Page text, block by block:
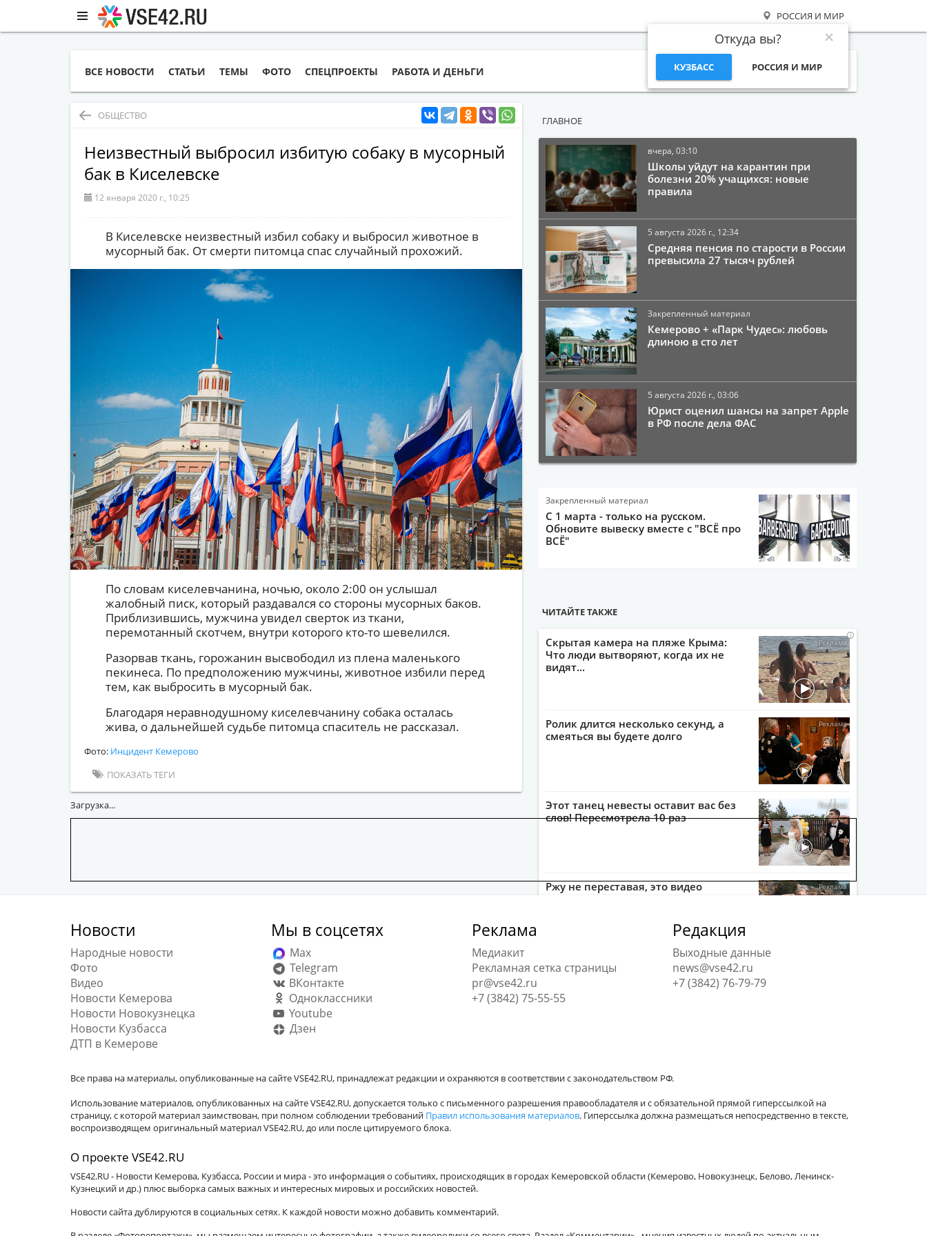
РОССИЯ И МИР
Откуда вы?
КУЗБАСС РОССИЯ И МИР
ВСЕ НОВОСТИ СТАТЬИ ТЕМЫ ФОТО СПЕЦПРОЕКТЫ РАБОТА И ДЕНЬГИ Поиск
ОБЩЕСТВО
Неизвестный выбросил избитую собаку в мусорный
бак в Киселевске
12 января 2020 г., 10:25
В Киселевске неизвестный избил собаку и выбросил животное в
мусорный бак. От смерти питомца спас случайный прохожий.
По словам киселевчанина, ночью, около 2:00 он услышал
жалобный писк, который раздавался со стороны мусорных баков.
Приблизившись, мужчина увидел сверток из ткани,
перемотанный скотчем, внутри которого кто-то шевелился.
Разорвав ткань, горожанин высвободил из плена маленького
пекинеса. По предположению мужчины, животное избили перед
тем, как выбросить в мусорный бак.
Благодаря неравнодушному киселевчанину собака осталась
жива, о дальнейшей судьбе питомца спаситель не рассказал.
Фото: Инцидент Кемерово
ПОКАЗАТЬ ТЕГИ
Загрузка...
ГЛАВНОЕ
вчера, 03:10
Школы уйдут на карантин при
болезни 20% учащихся: новые
правила
5 августа 2026 г., 12:34
Средняя пенсия по старости в России
превысила 27 тысяч рублей
Закрепленный материал
Кемерово + «Парк Чудес»: любовь
длиною в сто лет
5 августа 2026 г., 03:06
Юрист оценил шансы на запрет Apple
в РФ после дела ФАС
Закрепленный материал
С 1 марта - только на русском.
Обновите вывеску вместе с "ВСЁ про
ВСЁ"
ЧИТАЙТЕ ТАКЖЕ
i
Скрытая камера на пляже Крыма:
Что люди вытворяют, когда их не
видят...
i
Ролик длится несколько секунд, а
смеяться вы будете долго
i
Этот танец невесты оставит вас без
слов! Пересмотрела 10 раз
i
Ржу не переставая, это видео
Новости
Народные новости
Фото
Видео
Новости Кемерова
Новости Новокузнецка
Новости Кузбасса
ДТП в Кемерове
Мы в соцсетях
Max
Telegram
ВКонтакте
Одноклассники
Youtube
Дзен
Реклама
Медиакит
Рекламная сетка страницы
pr@vse42.ru
+7 (3842) 75-55-55
Редакция
Выходные данные
news@vse42.ru
+7 (3842) 76-79-79
Все права на материалы, опубликованные на сайте VSE42.RU, принадлежат редакции и охраняются в соответствии с законодательством РФ.
Использование материалов, опубликованных на сайте VSE42.RU, допускается только с письменного разрешения правообладателя и с обязательной прямой гиперссылкой на
страницу, с которой материал заимствован, при полном соблюдении требований Правил использования материалов. Гиперссылка должна размещаться непосредственно в тексте,
воспроизводящем оригинальный материал VSE42.RU, до или после цитируемого блока.
О проекте VSE42.RU
VSE42.RU - Новости Кемерова, Кузбасса, России и мира - это информация о событиях, происходящих в городах Кемеровской области (Кемерово, Новокузнецк, Белово, Ленинск-
Кузнецкий и др.) плюс выборка самых важных и интересных мировых и российских новостей.
Новости сайта дублируются в социальных сетях. К каждой новости можно добавить комментарий.